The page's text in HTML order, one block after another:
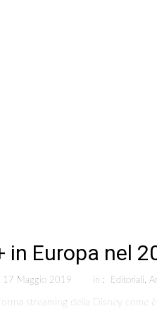
in Europa nel
17 Maggio 2019 in : Editoriali,
streaming della Disney